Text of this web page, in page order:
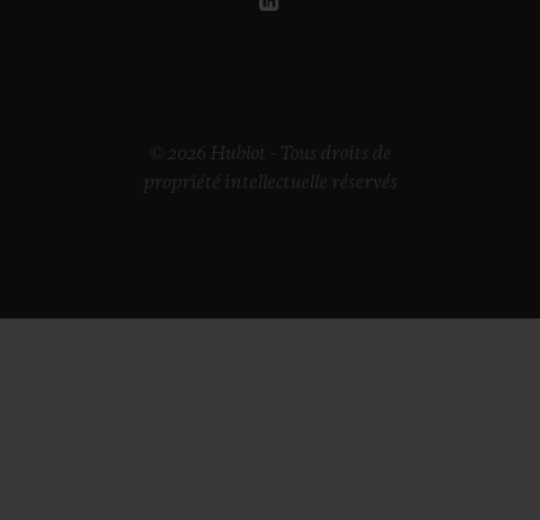
© 2026 Hublot - Tous droits de
propriété intellectuelle réservés